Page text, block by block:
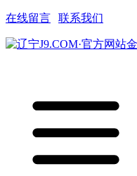
在线留言 联系我们